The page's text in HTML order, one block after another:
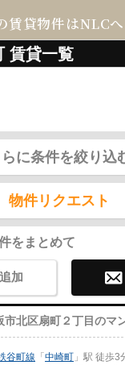
賃貸物件はNLCへ
賃貸一覧
らに条件を絞り込
物件リクエスト
をまとめて
加
市北区扇町２丁目のマ
谷町線 「 中崎町 」駅 徒歩3